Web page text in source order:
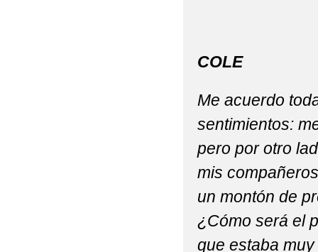
COLE
Me acuerdo
sentimientos:
pero por otro
mis
un montón de
¿Cómo será el
que estaba